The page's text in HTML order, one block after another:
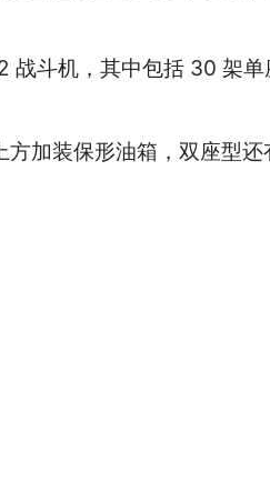
斗机，其中包括 30 架
加装保形油箱，双座型